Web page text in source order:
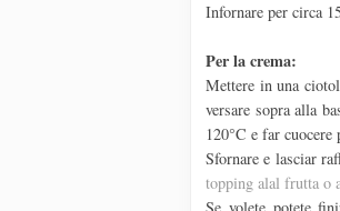
Infornare per circa
Per la crema:
Mettere in una
versare sopra alla
120°C e far cuocere
Sfornare e lasciar
topping alal frutta o